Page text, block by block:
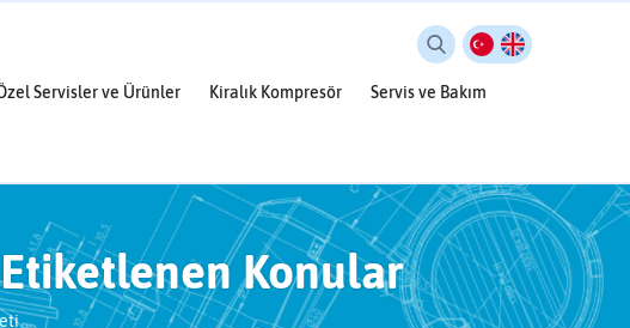
Servisler ve Ürünler Kiralık Kompresör Servis ve Bakım
Konular